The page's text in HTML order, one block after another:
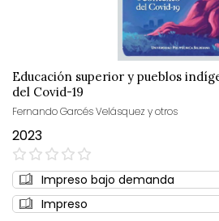
Educación superior y pueblos
del Covid-19
Fernando Garcés Velásquez y otros
2023
0%
Impreso bajo demanda
Impreso